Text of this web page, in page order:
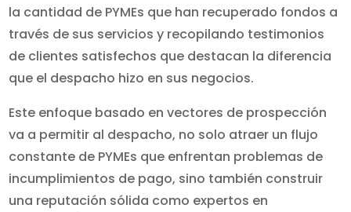
la cantidad de PYMEs que han recuperado fondos a
través de sus servicios y recopilando testimonios
de clientes satisfechos que destacan la diferencia
que el despacho hizo en sus negocios.
Este enfoque basado en vectores de prospección
va a permitir al despacho, no solo atraer un flujo
constante de PYMEs que enfrentan problemas de
incumplimientos de pago, sino también construir
una reputación sólida como expertos en